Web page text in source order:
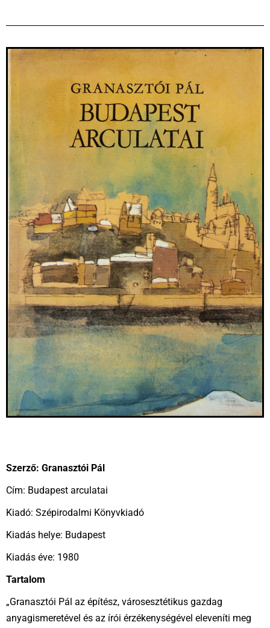
Szerző: Granasztói Pál
Cím: Budapest arculatai
Kiadó: Szépirodalmi Könyvkiadó
Kiadás helye: Budapest
Kiadás éve: 1980
Tartalom
„Granasztói Pál az építész, városesztétikus gazdag
anyagismeretével és az írói érzékenységével eleveníti meg